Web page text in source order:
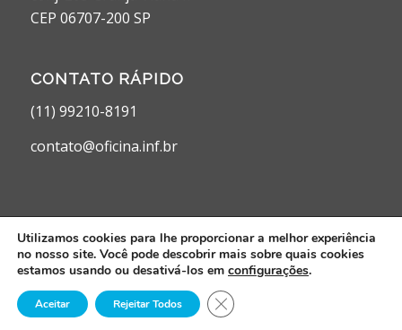
CEP 06707-200 SP
CONTATO RÁPIDO
(11) 99210-8191
contato@oficina.inf.br
© 2024. Oficina da Comunicação Integrada. Desenvolvido por
Digital VMW
Utilizamos cookies para lhe proporcionar a melhor experiência
no nosso site. Você pode descobrir mais sobre quais cookies
estamos usando ou desativá-los em configurações.
Aceitar Rejeitar Todos Close GDPR Cookie Banner